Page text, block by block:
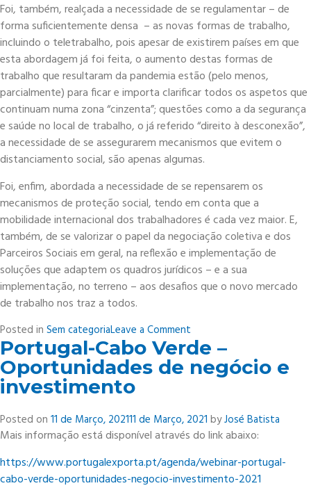
Foi, também, realçada a necessidade de se regulamentar – de
forma suficientemente densa – as novas formas de trabalho,
incluindo o teletrabalho, pois apesar de existirem países em que
esta abordagem já foi feita, o aumento destas formas de
trabalho que resultaram da pandemia estão (pelo menos,
parcialmente) para ficar e importa clarificar todos os aspetos que
continuam numa zona “cinzenta”; questões como a da segurança
e saúde no local de trabalho, o já referido “direito à desconexão”,
a necessidade de se assegurarem mecanismos que evitem o
distanciamento social, são apenas algumas.
Foi, enfim, abordada a necessidade de se repensarem os
mecanismos de proteção social, tendo em conta que a
mobilidade internacional dos trabalhadores é cada vez maior. E,
também, de se valorizar o papel da negociação coletiva e dos
Parceiros Sociais em geral, na reflexão e implementação de
soluções que adaptem os quadros jurídicos – e a sua
implementação, no terreno – aos desafios que o novo mercado
de trabalho nos traz a todos.
Posted in Sem categoriaLeave a Comment
Presidência
Portuguesa
da
“O
Futuro
Trabalho”
Portugal-Cabo Verde –
Oportunidades de negócio e
investimento
Posted on 11 de Março, 202111 de Março, 2021 byJosé Batista
Mais informação está disponível através do link abaixo:
https://www.portugalexporta.pt/agenda/webinar-portugal-
cabo-verde-oportunidades-negocio-investimento-2021